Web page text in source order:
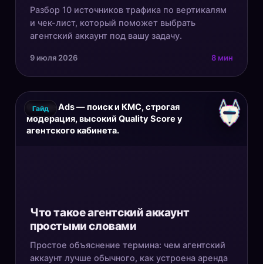
Разбор 10 источников трафика по вертикалям
и чек-лист, который поможет выбрать
агентский аккаунт под вашу задачу.
9 июля 2026 8 мин
Google Ads — поиск и КМС, строгая
модерация, высокий Quality Score у
агентского кабинета.
Гайд
Что такое агентский аккаунт
простыми словами
Простое объяснение термина: чем агентский
аккаунт лучше обычного, как устроена аренда